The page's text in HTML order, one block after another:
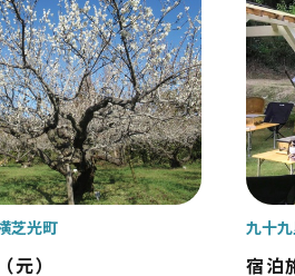
花・紅
産 おも
九十九里
九十九里浜 /
南房総
大山千枚田 /
元）
芝光町
宿泊
九十